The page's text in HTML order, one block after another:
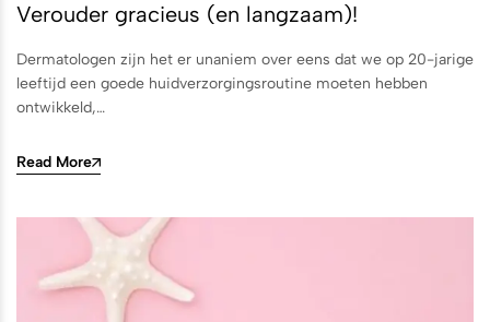
Verouder gracieus (en langzaam)!
Dermatologen zijn het er unaniem over eens dat we op 20-jarige
leeftijd een goede huidverzorgingsroutine moeten hebben
ontwikkeld,…
Read More